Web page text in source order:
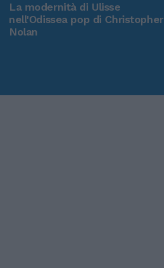
La modernità di Ulisse
nell'Odissea pop di Christopher
Nolan